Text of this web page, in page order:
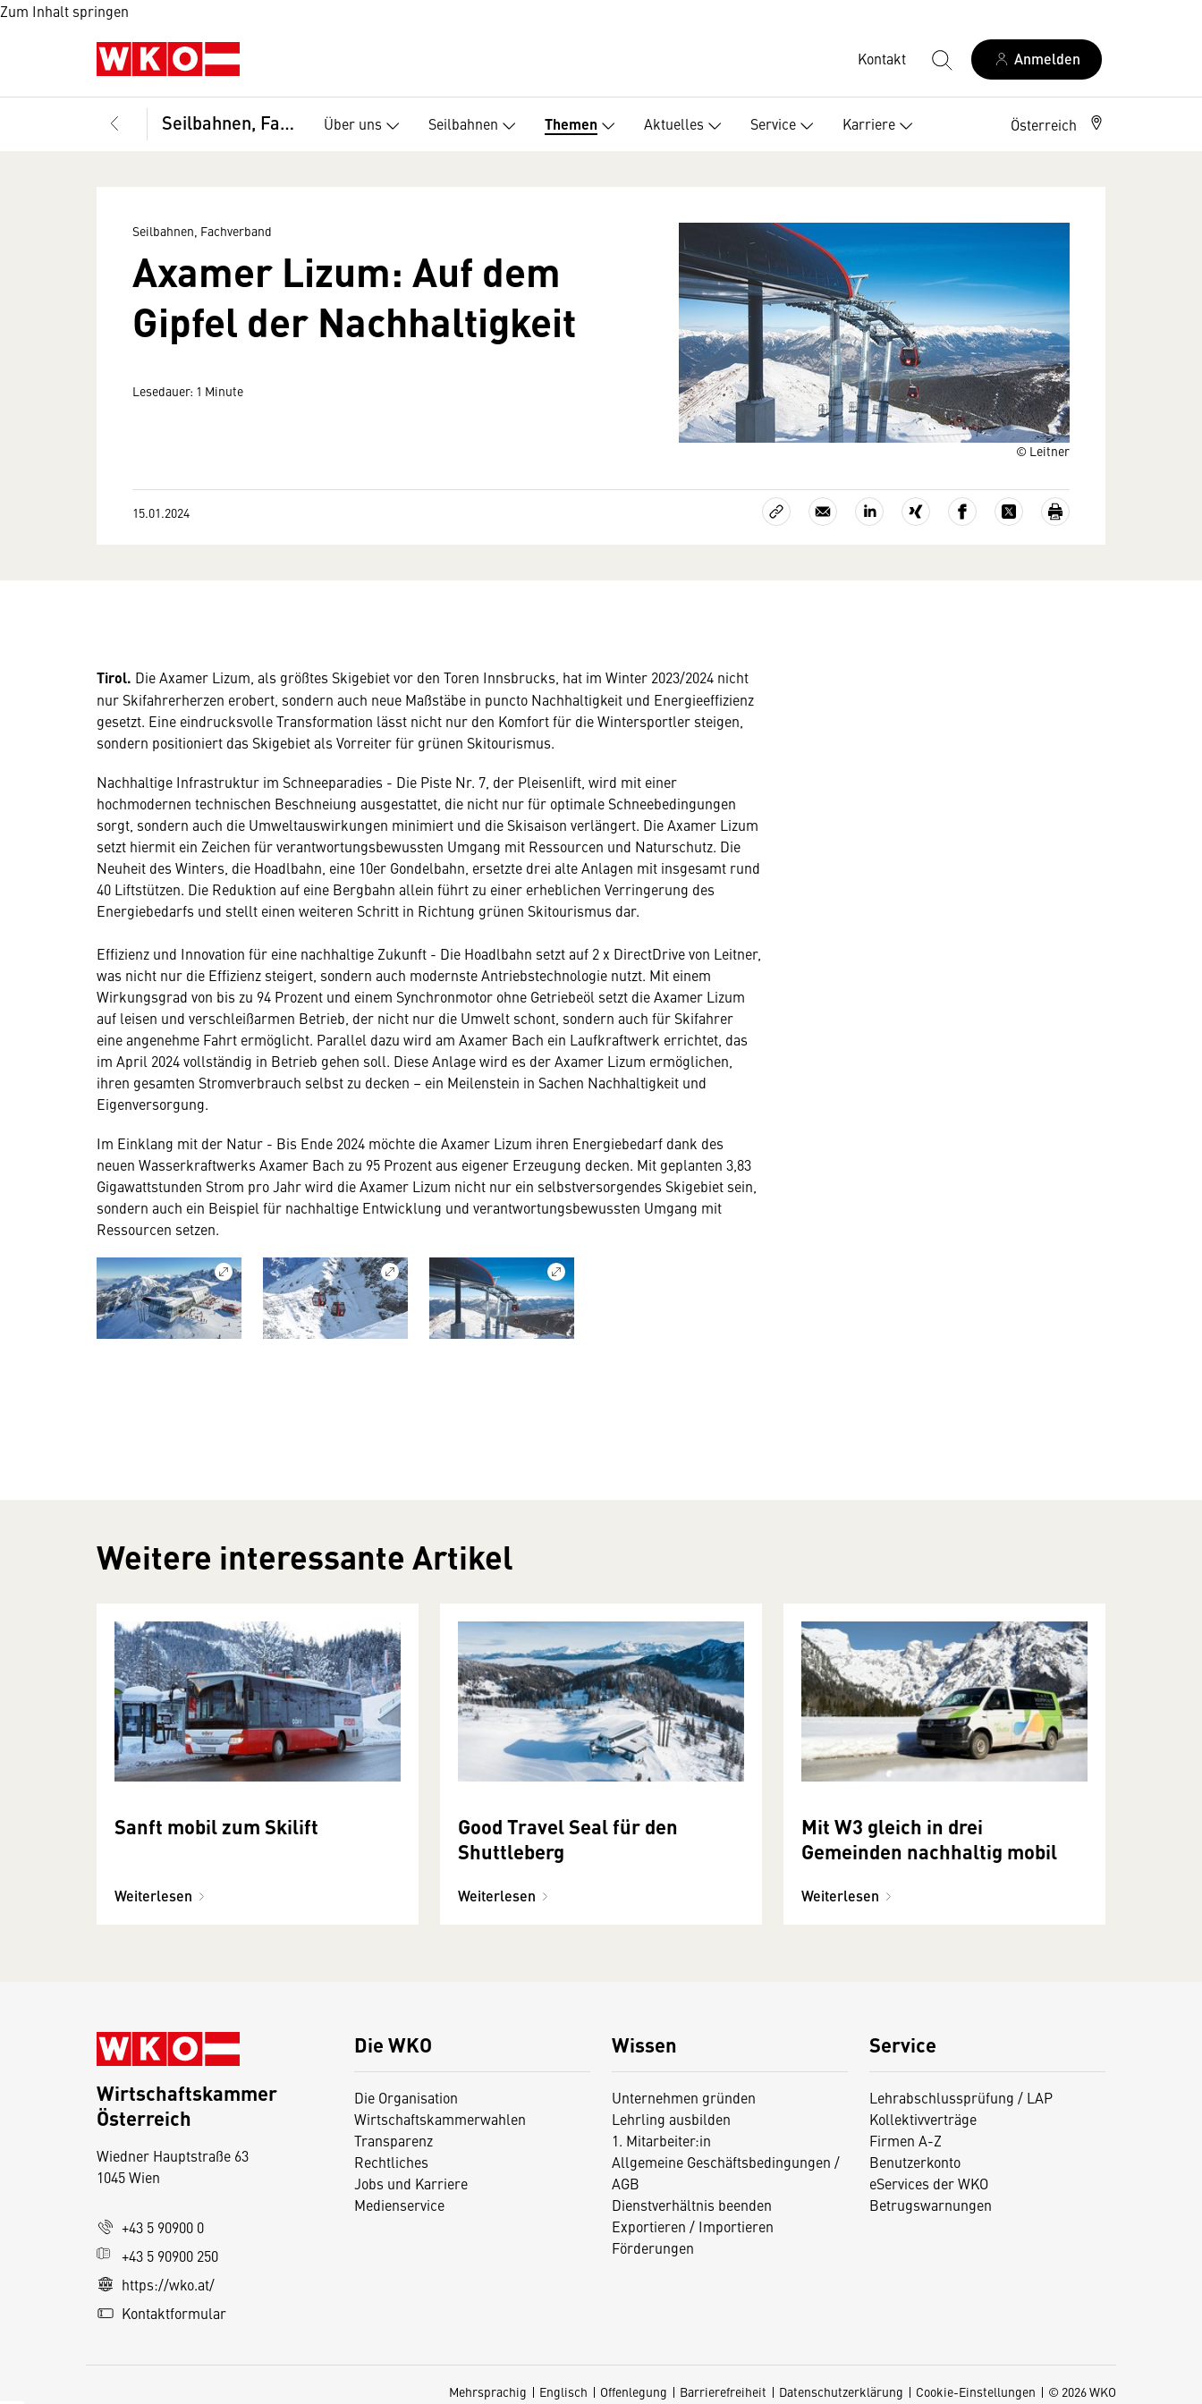
Zum Inhalt springen
Kontakt Anmelden
Seilbahnen, Fachverband Über uns Seilbahnen Themen Aktuelles Service Karriere Österreich
© Leitner
Seilbahnen, Fachverband
Axamer Lizum: Auf dem
Gipfel der Nachhaltigkeit
Lesedauer: 1 Minute
15.01.2024
Tirol. Die Axamer Lizum, als größtes Skigebiet vor den Toren Innsbrucks, hat im Winter 2023/2024 nicht
nur Skifahrerherzen erobert, sondern auch neue Maßstäbe in puncto Nachhaltigkeit und Energieeffizienz
gesetzt. Eine eindrucksvolle Transformation lässt nicht nur den Komfort für die Wintersportler steigen,
sondern positioniert das Skigebiet als Vorreiter für grünen Skitourismus.
Nachhaltige Infrastruktur im Schneeparadies - Die Piste Nr. 7, der Pleisenlift, wird mit einer
hochmodernen technischen Beschneiung ausgestattet, die nicht nur für optimale Schneebedingungen
sorgt, sondern auch die Umweltauswirkungen minimiert und die Skisaison verlängert. Die Axamer Lizum
setzt hiermit ein Zeichen für verantwortungsbewussten Umgang mit Ressourcen und Naturschutz. Die
Neuheit des Winters, die Hoadlbahn, eine 10er Gondelbahn, ersetzte drei alte Anlagen mit insgesamt rund
40 Liftstützen. Die Reduktion auf eine Bergbahn allein führt zu einer erheblichen Verringerung des
Energiebedarfs und stellt einen weiteren Schritt in Richtung grünen Skitourismus dar.
Effizienz und Innovation für eine nachhaltige Zukunft - Die Hoadlbahn setzt auf 2 x DirectDrive von Leitner,
was nicht nur die Effizienz steigert, sondern auch modernste Antriebstechnologie nutzt. Mit einem
Wirkungsgrad von bis zu 94 Prozent und einem Synchronmotor ohne Getriebeöl setzt die Axamer Lizum
auf leisen und verschleißarmen Betrieb, der nicht nur die Umwelt schont, sondern auch für Skifahrer
eine angenehme Fahrt ermöglicht. Parallel dazu wird am Axamer Bach ein Laufkraftwerk errichtet, das
im April 2024 vollständig in Betrieb gehen soll. Diese Anlage wird es der Axamer Lizum ermöglichen,
ihren gesamten Stromverbrauch selbst zu decken – ein Meilenstein in Sachen Nachhaltigkeit und
Eigenversorgung.
Im Einklang mit der Natur - Bis Ende 2024 möchte die Axamer Lizum ihren Energiebedarf dank des
neuen Wasserkraftwerks Axamer Bach zu 95 Prozent aus eigener Erzeugung decken. Mit geplanten 3,83
Gigawattstunden Strom pro Jahr wird die Axamer Lizum nicht nur ein selbstversorgendes Skigebiet sein,
sondern auch ein Beispiel für nachhaltige Entwicklung und verantwortungsbewussten Umgang mit
Ressourcen setzen.
Weitere interessante Artikel
Sanft mobil zum Skilift
Weiterlesen
Good Travel Seal für den
Shuttleberg
Weiterlesen
Mit W3 gleich in drei
Gemeinden nachhaltig mobil
Weiterlesen
Die WKO
Die Organisation
Wirtschaftskammerwahlen
Transparenz
Rechtliches
Jobs und Karriere
Medienservice
Wissen
Unternehmen gründen
Lehrling ausbilden
1. Mitarbeiter:in
Allgemeine Geschäftsbedingungen /
AGB
Dienstverhältnis beenden
Exportieren / Importieren
Förderungen
Service
Lehrabschlussprüfung / LAP
Kollektivverträge
Firmen A-Z
Benutzerkonto
eServices der WKO
Betrugswarnungen
Wirtschaftskammer
Österreich
Wiedner Hauptstraße 63
1045 Wien
+43 5 90900 0
+43 5 90900 250
https://wko.at/
Kontaktformular
Mehrsprachig Englisch Offenlegung Barrierefreiheit Datenschutzerklärung Cookie-Einstellungen © 2026 WKO